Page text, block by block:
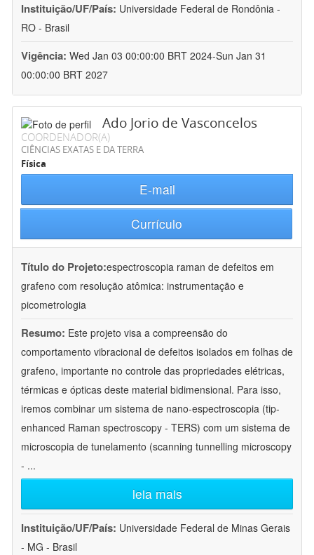
Instituição/UF/País: Universidade Federal de Rondônia -
RO - Brasil
Vigência: Wed Jan 03 00:00:00 BRT 2024-Sun Jan 31
00:00:00 BRT 2027
Ado Jorio de Vasconcelos
COORDENADOR(A)
CIÊNCIAS EXATAS E DA TERRA
Física
E-mail
Currículo
Título do Projeto:espectroscopia raman de defeitos em
grafeno com resolução atômica: instrumentação e
picometrologia
Resumo: Este projeto visa a compreensão do
comportamento vibracional de defeitos isolados em folhas de
grafeno, importante no controle das propriedades elétricas,
térmicas e ópticas deste material bidimensional. Para isso,
iremos combinar um sistema de nano-espectroscopia (tip-
enhanced Raman spectroscopy - TERS) com um sistema de
microscopia de tunelamento (scanning tunnelling microscopy
- ...
leia mais
Instituição/UF/País: Universidade Federal de Minas Gerais
- MG - Brasil